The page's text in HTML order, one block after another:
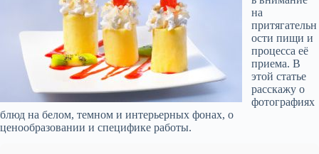
на
притягательн
ости пищи и
процесса её
приема. В
этой статье
расскажу о
фотографиях
блюд на белом, темном и интерьерных фонах, о
ценообразовании и специфике работы.